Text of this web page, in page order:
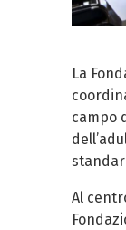
La
campo
Al